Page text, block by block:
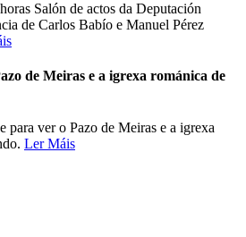
Salón de actos da Deputación
de Carlos Babío e Manuel Pérez
de Meiras e a igrexa románica de
para ver o Pazo de Meiras e a igrexa
Ler Máis